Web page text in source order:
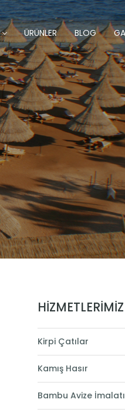
ÜRÜNLER BLOG
HİZMETLERİMİZ
Kirpi Çatılar
Kamış Hasır
Bambu Avize İmalatı